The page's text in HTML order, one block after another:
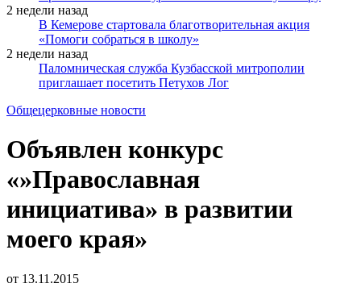
2 недели назад
В Кемерове стартовала благотворительная акция
«Помоги собраться в школу»
2 недели назад
Паломническая служба Кузбасской митрополии
приглашает посетить Петухов Лог
Общецерковные новости
Объявлен конкурс
«»Православная
инициатива» в развитии
моего края»
от 13.11.2015